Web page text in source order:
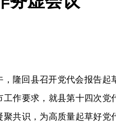
隆回县召开党代会报告起
作要求，就县第十四次党
共识，为高质量起草好党